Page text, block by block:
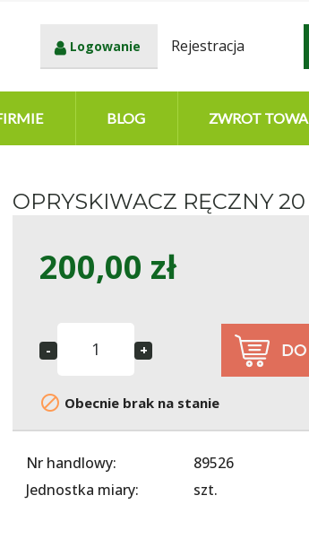
Logowanie Rejestracja
BLOG ZWROT
OPRYSKIWACZ RĘCZNY
200,00 zł
 Obecnie brak na stanie
Nr handlowy:
89526
Jednostka miary:
szt.